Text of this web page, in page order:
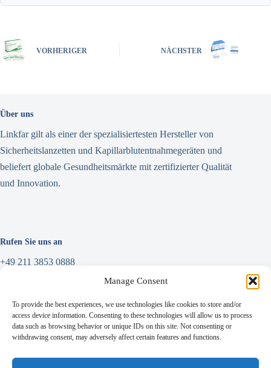
Manage Consent
To provide the best experiences, we use technologies like cookies to store and/or
access device information. Consenting to these technologies will allow us to process
data such as browsing behavior or unique IDs on this site. Not consenting or
withdrawing consent, may adversely affect certain features and functions.
VORHERIGER NÄCHSTER
Über uns
Linkfar gilt als einer der spezialisiertesten Hersteller von
Sicherheitslanzetten und Kapillarblutentnahmegeräten und
beliefert globale Gesundheitsmärkte mit zertifizierter Qualität
und Innovation.
Rufen Sie uns an
+49 211 3853 0888
info@linkfar.de